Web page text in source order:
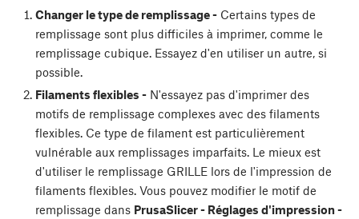
Changer le type de remplissage -Certains types de
remplissage sont plus difficiles à imprimer, comme le
remplissage cubique. Essayez d'en utiliser un autre, si
possible.
Filaments flexibles -N'essayez pas d'imprimer des
motifs de remplissage complexes avec des filaments
flexibles. Ce type de filament est particulièrement
vulnérable aux remplissages imparfaits. Le mieux est
d'utiliser le remplissage GRILLE lors de l'impression de
filaments flexibles. Vous pouvez modifier le motif de
remplissage dans PrusaSlicer - Réglages d'impression -